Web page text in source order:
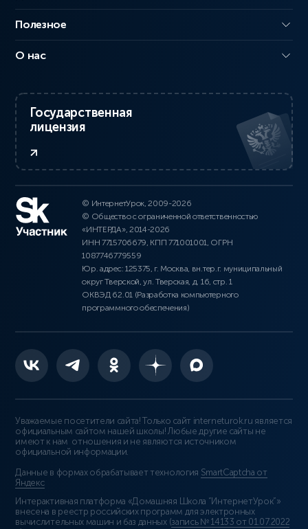
Полезное
О нас
Государственная
лицензия
© ИнтернетУрок, 2009-2026
© Общество с ограниченной ответственностью
«ИНТЕРДА», 2014-2026
ИНН 7715706679, КПП 771001001, ОГРН
1087746779559
Юр. адрес: 125375, г. Москва, вн.тер.г. муниципальный
округ Тверской, ул. Тверская, д. 16, стр. 1
ОКВЭД 62.01 (Разработка компьютерного
программного обеспечения)
Уважаемые посетители сайта! Только сайт interneturok.ru является
официальным сайтом нашей школы! Любые другие сайты не
имеют к нам отношения и не являются источником
официальной информации.
Данные в формах обрабатывает технология SmartCaptcha от
Яндекс
Интерактивная платформа «Домашняя Школа “ИнтернетУрок”»
внесена в реестр российских программ для электронных
вычислительных машин и баз данных (запись № 14133 от 01.07.2022